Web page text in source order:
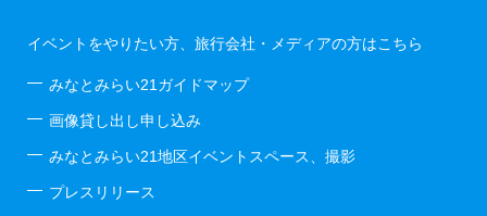
イベントをやりたい方、旅行会社・メディアの方はこちら
みなとみらい21ガイドマップ
画像貸し出し申し込み
みなとみらい21地区イベントスペース、撮影
プレスリリース